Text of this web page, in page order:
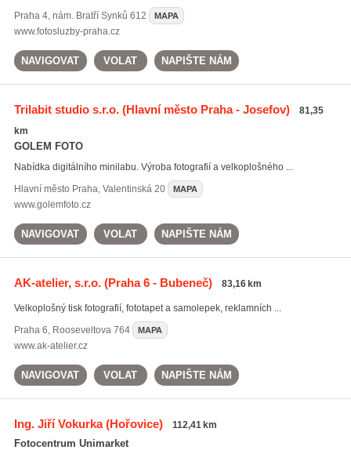
Praha 4, nám. Bratří Synků 612 MAPA
www.fotosluzby-praha.cz
NAVIGOVAT VOLAT NAPIŠTE NÁM
Trilabit studio s.r.o.(Hlavní město Praha - Josefov)
81,35
km
GOLEM FOTO
Nabídka digitálního minilabu. Výroba fotografií a velkoplošného ...
Hlavní město Praha, Valentinská 20 MAPA
www.golemfoto.cz
NAVIGOVAT VOLAT NAPIŠTE NÁM
AK-atelier, s.r.o.(Praha 6 - Bubeneč) 83,16 km
Velkoplošný tisk fotografií, fototapet a samolepek, reklamních ...
Praha 6, Rooseveltova 764 MAPA
www.ak-atelier.cz
NAVIGOVAT VOLAT NAPIŠTE NÁM
Ing. Jiří Vokurka(Hořovice) 112,41 km
Fotocentrum Unimarket